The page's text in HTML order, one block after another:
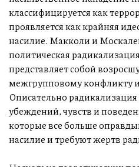
классифицируется как
проявляется как крайняя
насилие. Макколи и
политическая
представляет собой
межгрупповому конфликту
Описательно
убеждений, чувств и
которые все больше
насилие и требуют жертв